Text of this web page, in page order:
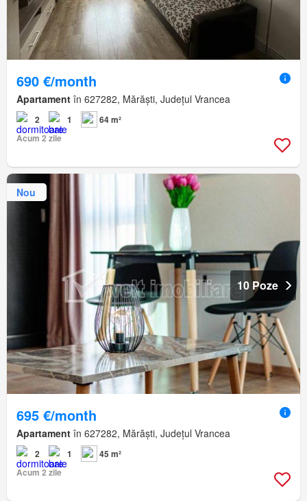
690 €/month
Apartament în 627282, Mărăști, Județul Vrancea
2 1
64 m²
Acum 2 zile
Nou
10 Poze
695 €/month
Apartament în 627282, Mărăști, Județul Vrancea
2 1
45 m²
Acum 2 zile